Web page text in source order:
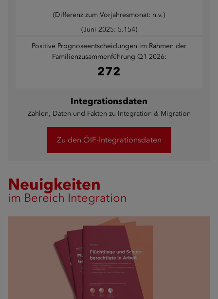
(Differenz zum Vorjahresmonat: n.v.)
(Juni 2025: 5.154)
Positive Prognoseentscheidungen im Rahmen der
Familienzusammenführung Q1 2026:
272
Integrationsdaten
Zahlen, Daten und Fakten zu Integration & Migration
Zu den ÖIF-Integrationsdaten
Neuigkeiten
im Bereich Integration